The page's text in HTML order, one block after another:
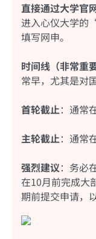
直接通过大学官
进入心仪大学的
填写网申。
时间线（非常重
常早，尤其是对
首轮截止：通常
主轮截止：通常
强烈建议：务必
在10月前完成大
期前提交申请，